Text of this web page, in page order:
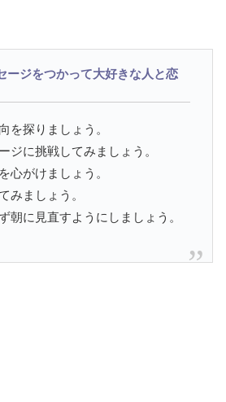
ージをつかって大好きな人と恋
を探りましょう。
ジに挑戦してみましょう。
心がけましょう。
みましょう。
朝に見直すようにしましょう。